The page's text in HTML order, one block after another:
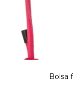
Bolsa